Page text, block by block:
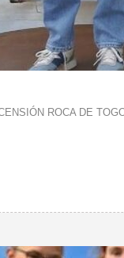
ROCA DE